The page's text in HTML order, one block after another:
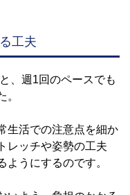
工夫
、週1回のペースでも
。
生活での注意点を細か
レッチや姿勢の工夫
ようにするのです。